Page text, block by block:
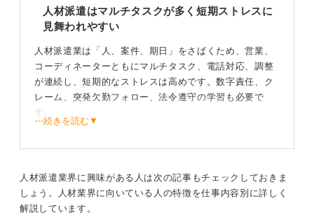
人材派遣はマルチタスクが多く短期ストレスに
見舞われやすい
人材派遣業は「人、案件、期日」をさばくため、営業、
コーディネーターともにマルチタスク、電話対応、調整
が連続し、短期的なストレスは高めです。数字責任、ク
レーム、突発欠勤フォロー、法令遵守の学習も必要で
す。
いでしょう。また、やりがいとしては、求職者の人生の
れます。
5つの特徴で見極めて自分に合う会社か判断しよう
⋯続きを読む▼
人材派遣業界に興味がある人は次の記事もチェックしておきま
しょう。人材業界に向いている人の特徴を仕事内容別に詳しく
解説しています。